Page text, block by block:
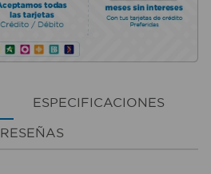
ESPECIFICACIONES
RESEÑAS